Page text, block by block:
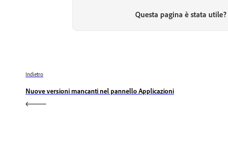
Questa pagina è stata utile?
Indietro
Nuove versioni mancanti nel pannello Applicazioni